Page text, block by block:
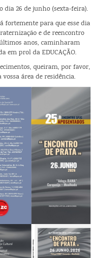
dia 26 de junho (sexta-feira).
fortemente para que esse dia
e de reencontro
anos, caminharam
em prol da EDUCAÇÃO.
queiram, por favor,
vossa área de residência.